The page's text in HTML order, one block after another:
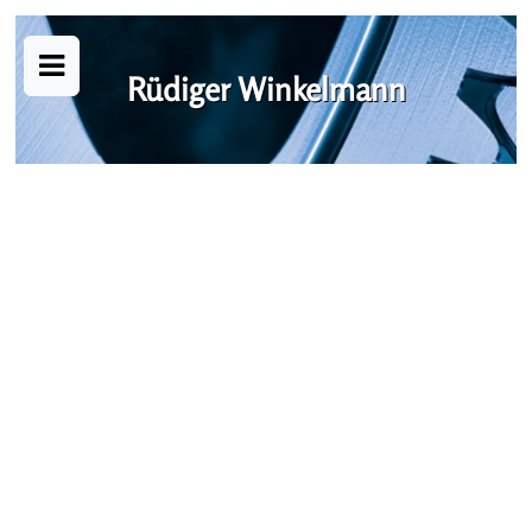
Rüdiger Winkelmann